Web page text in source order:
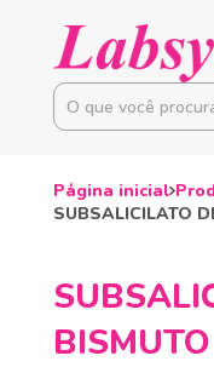
Página inicial
SUBSALICILATO